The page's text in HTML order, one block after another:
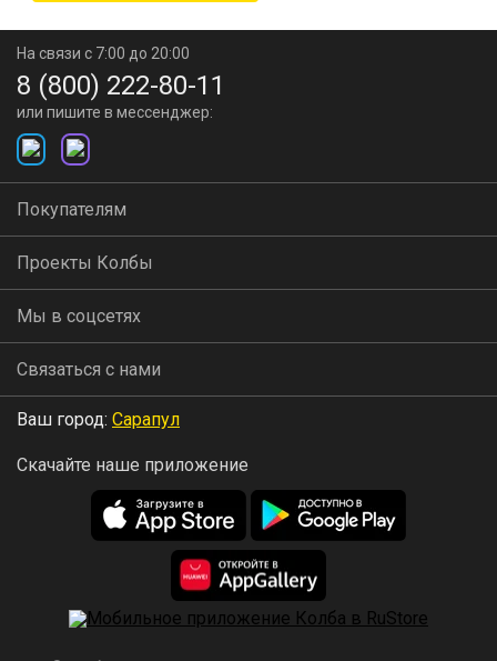
На связи с 7:00 до 20:00
8 (800) 222-80-11
или пишите в мессенджер:
Покупателям
Проекты Колбы
Мы в соцсетях
Связаться с нами
Ваш город: Сарапул
Скачайте наше приложение